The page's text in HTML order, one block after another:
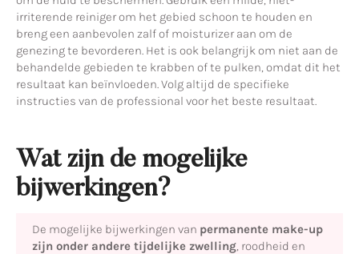
irriterende reiniger om het gebied schoon te houden en
breng een aanbevolen zalf of moisturizer aan om de
genezing te bevorderen. Het is ook belangrijk om niet aan de
behandelde gebieden te krabben of te pulken, omdat dit het
resultaat kan beïnvloeden. Volg altijd de specifieke
instructies van de professional voor het beste resultaat.
Wat zijn de mogelijke
bijwerkingen?
De mogelijke bijwerkingen van permanente make-up
zijn onder andere tijdelijke zwelling, roodheid en